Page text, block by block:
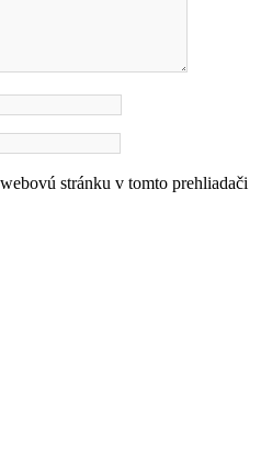
stránku v tomto prehliadači